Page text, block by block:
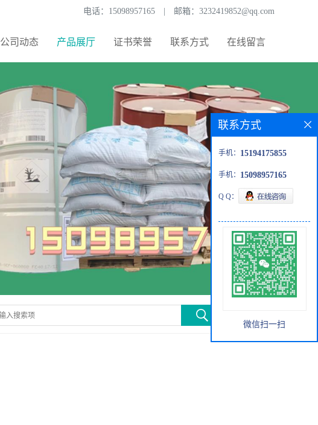
电话： 15098957165 邮箱： 3232419852@qq.com
公司动态 产品展厅 证书荣誉 联系方式 在线留言
联系方式
手机： 15194175855
手机： 15098957165
Q Q：
微信扫一扫